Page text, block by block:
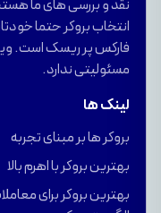
نقد و بررسی های ما
انتخاب بروکر حتما
فارکس پر ریسک است.
مسئولیتی ندارد.
لینک ها
بروکر ها بر مبنای تجربه
بهترین بروکر با اهرم بالا
بهترین بروکر برای